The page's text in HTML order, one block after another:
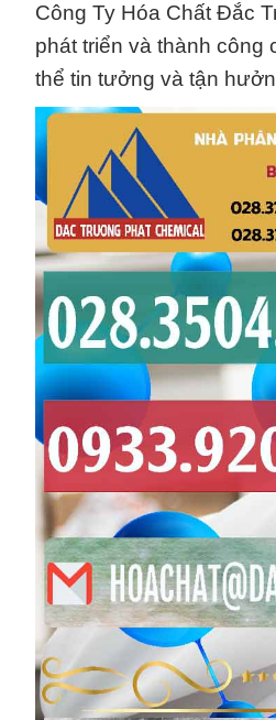
Công Ty Hóa Chất Đắc
phát triển và thành công
thể tin tưởng và tận